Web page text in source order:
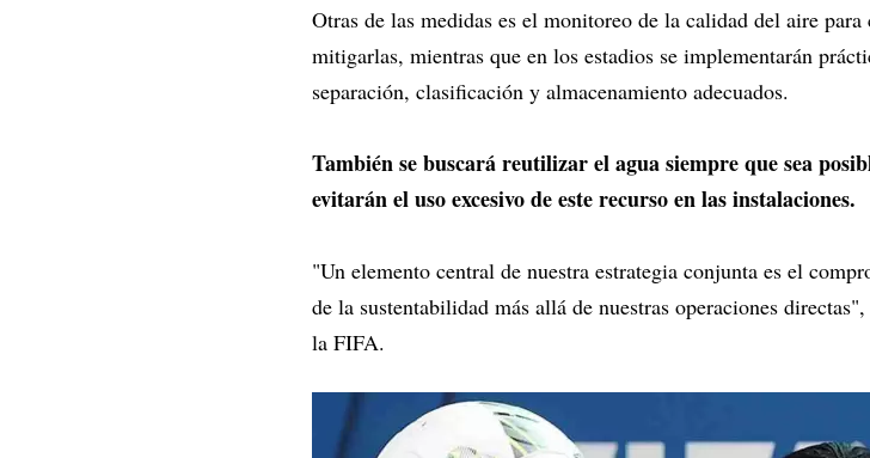
Otras de las medidas es el monitoreo de la calidad del aire
mitigarlas, mientras que en los estadios se implementarán
separación, clasificación y almacenamiento adecuados.
También se buscará reutilizar el agua siempre que sea
evitarán el uso excesivo de este recurso en las instalaciones.
"Un elemento central de nuestra estrategia conjunta es el
de la sustentabilidad más allá de nuestras operaciones
la FIFA.